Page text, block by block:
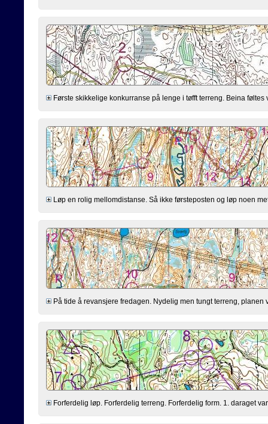
Første skikkelige konkurranse på lenge i tøfft terreng. Beina
Løp en rolig mellomdistanse. Så ikke førsteposten og løp noen
På tide å revansjere fredagen. Nydelig men tungt terreng, planen
Forferdelig løp. Forferdelig terreng. Forferdelig form. 1. daraget